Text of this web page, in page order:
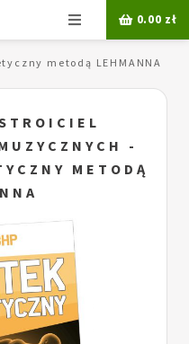
Menu 0.00 zł
metodą LEHMANNA
-
METODĄ